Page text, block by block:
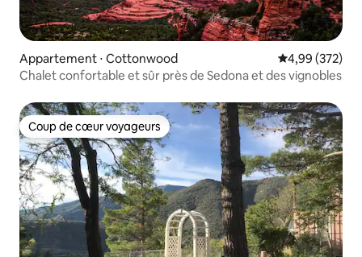
Appartement ⋅ Cottonwood Évaluation
4,99 (372)
Chalet confortable et sûr près de Sedona et des vignobles
Coup de cœur voyageurs
Coup de cœur voyageurs